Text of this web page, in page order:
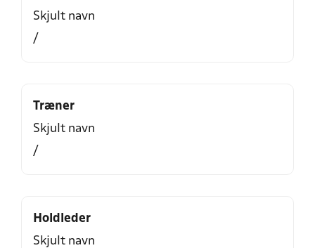
Skjult navn
/
Træner
Skjult navn
/
Holdleder
Skjult navn